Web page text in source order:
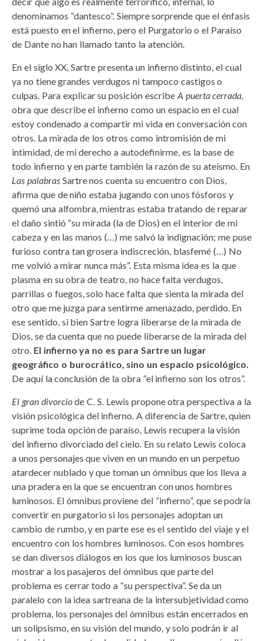
denominamos “dantesco”. Siempre sorprende que el énfasis
está puesto en el infierno, pero el Purgatorio o el Paraíso
de Dante no han llamado tanto la atención.
En el siglo XX, Sartre presenta un infierno distinto, el cual
ya no tiene grandes verdugos ni tampoco castigos o
culpas. Para explicar su posición escribe A puerta cerrada,
obra que describe el infierno como un espacio en el cual
estoy condenado a compartir mi vida en conversación con
otros. La mirada de los otros como intromisión de mi
intimidad, de mi derecho a autodefinirme, es la base de
todo infierno y en parte también la razón de su ateísmo. En
Las palabras Sartre nos cuenta su encuentro con Dios,
afirma que de niño estaba jugando con unos fósforos y
quemó una alfombra, mientras estaba tratando de reparar
el daño sintió “su mirada (la de Dios) en el interior de mi
cabeza y en las manos (…) me salvó la indignación; me puse
furioso contra tan grosera indiscreción, blasfemé (…) No
me volvió a mirar nunca más”. Esta misma idea es la que
plasma en su obra de teatro, no hace falta verdugos,
parrillas o fuegos, solo hace falta que sienta la mirada del
otro que me juzga para sentirme amenazado, perdido. En
ese sentido, si bien Sartre logra liberarse de la mirada de
Dios, se da cuenta que no puede liberarse de la mirada del
otro. El infierno ya no es para Sartre un lugar
geográfico o burocrático, sino un espacio psicológico.
De aquí la conclusión de la obra “el infierno son los otros”.
El gran divorciode C. S. Lewis propone otra perspectiva a la
visión psicológica del infierno. A diferencia de Sartre, quien
suprime toda opción de paraíso, Lewis recupera la visión
del infierno divorciado del cielo. En su relato Lewis coloca
a unos personajes que viven en un mundo en un perpetuo
atardecer nublado y que toman un ómnibus que los lleva a
una pradera en la que se encuentran con unos hombres
luminosos. El ómnibus proviene del “infierno”, que se podría
convertir en purgatorio si los personajes adoptan un
cambio de rumbo, y en parte ese es el sentido del viaje y el
encuentro con los hombres luminosos. Con esos hombres
se dan diversos diálogos en los que los luminosos buscan
mostrar a los pasajeros del ómnibus que parte del
problema es cerrar todo a “su perspectiva”. Se da un
paralelo con la idea sartreana de la intersubjetividad como
problema, los personajes del ómnibus están encerrados en
un solipsismo, en su visión del mundo, y solo podrán ir al